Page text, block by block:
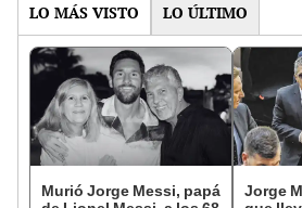
LO MÁS VISTO LO ÚLTIMO
Murió Jorge Messi, papá
Jorge